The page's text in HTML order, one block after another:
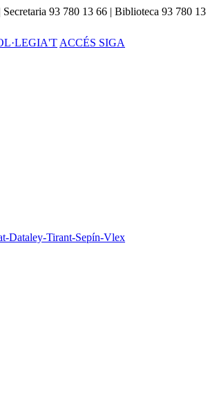
93 780 13 66 | Biblioteca 93 780 13
ACCÉS SIGA
Dataley-Tirant-Sepín-Vlex